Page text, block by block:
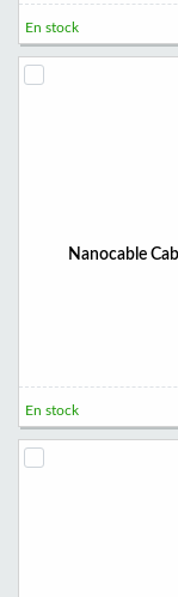
En stock
Nanocable
En stock